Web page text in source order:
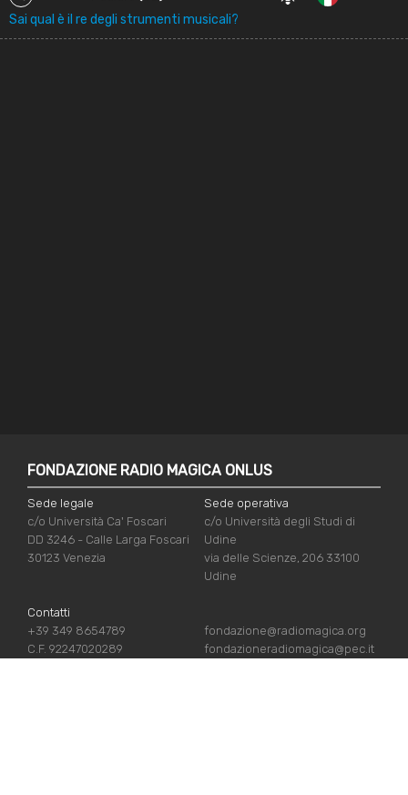
Sai qual è il re degli strumenti musicali?
FONDAZIONE RADIO MAGICA ONLUS
Sede legale
c/o Università Ca' Foscari
DD 3246 - Calle Larga Foscari
30123 Venezia
Sede operativa
c/o Università degli Studi di
Udine
via delle Scienze, 206 33100
Udine
Contatti
+39 349 8654789
C.F. 92247020289
fondazione@radiomagica.org
fondazioneradiomagica@pec.it